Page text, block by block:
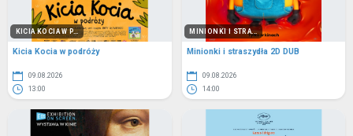
KICIA KOCIA W P...
Kicia Kocia w podróży
09.08.2026
13:00
MINIONKI I STRA...
Minionki i straszydła 2D DUB
09.08.2026
14:00